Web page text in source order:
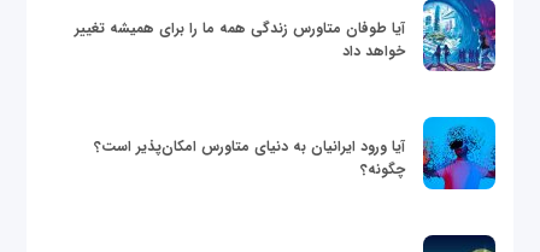
آیا طوفان متاورس زندگی همه ما را برای همیشه تغییر
خواهد داد
آیا ورود ایرانیان به دنیای متاورس امکان‌پذیر است؟
چگونه؟